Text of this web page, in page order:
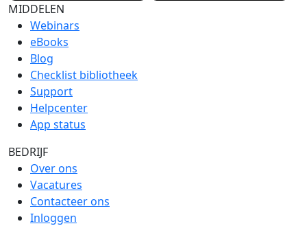
MIDDELEN
Webinars
eBooks
Blog
Checklist bibliotheek
Support
Helpcenter
App status
BEDRIJF
Over ons
Vacatures
Contacteer ons
Inloggen